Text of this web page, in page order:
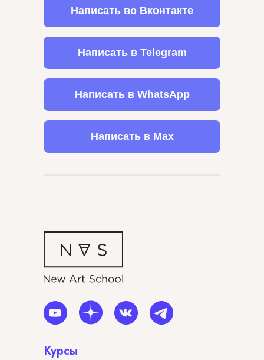
Написать во Вконтакте
Написать в Telegram
Написать в WhatsApp
Написать в Max
Курсы